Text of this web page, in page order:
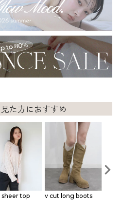
た方におすすめ
sheer top v cut long boots